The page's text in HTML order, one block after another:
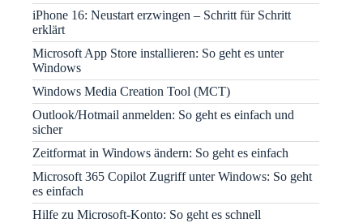
iPhone 16: Neustart erzwingen – Schritt für Schritt
erklärt
Microsoft App Store installieren: So geht es unter
Windows
Windows Media Creation Tool (MCT)
Outlook/Hotmail anmelden: So geht es einfach und
sicher
Zeitformat in Windows ändern: So geht es einfach
Microsoft 365 Copilot Zugriff unter Windows: So geht
es einfach
Hilfe zu Microsoft-Konto: So geht es schnell